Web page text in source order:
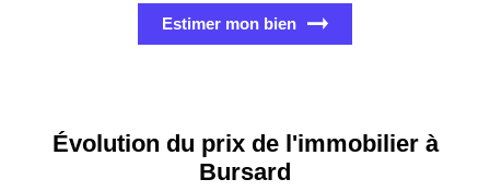
Estimer mon bien
Évolution du prix de l'immobilier à
Bursard